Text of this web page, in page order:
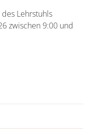
Lehrstuhls
zwischen 9:00 und